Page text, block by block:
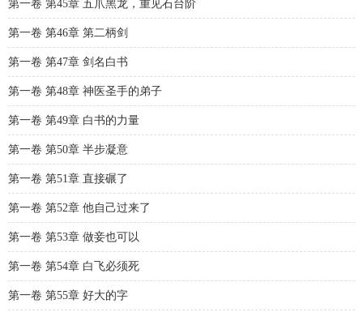
第一卷 第45章 五爪黑龙，重见石台阶
第一卷 第46章 第二柄剑
第一卷 第47章 剑名白书
第一卷 第48章 神医圣手的弟子
第一卷 第49章 白书的力量
第一卷 第50章 半步凝意
第一卷 第51章 直接碾了
第一卷 第52章 他自己过来了
第一卷 第53章 做妾也可以
第一卷 第54章 白飞必须死
第一卷 第55章 好大的字